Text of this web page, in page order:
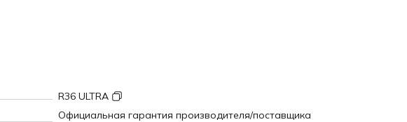
R36 ULTRA
Официальная гарантия производителя/поставщика